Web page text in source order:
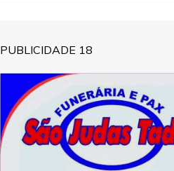
PUBLICIDADE 18